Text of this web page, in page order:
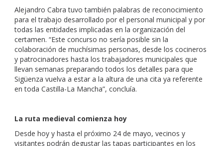
Alejandro Cabra tuvo también palabras de reconocimiento
para el trabajo desarrollado por el personal municipal y por
todas las entidades implicadas en la organización del
certamen. “Este concurso no sería posible sin la
colaboración de muchísimas personas, desde los cocineros
y patrocinadores hasta los trabajadores municipales que
llevan semanas preparando todos los detalles para que
Sigüenza vuelva a estar a la altura de una cita ya referente
en toda Castilla-La Mancha”, concluía.
La ruta medieval comienza hoy
Desde hoy y hasta el próximo 24 de mayo, vecinos y
visitantes podrán degustar las tapas participantes en los